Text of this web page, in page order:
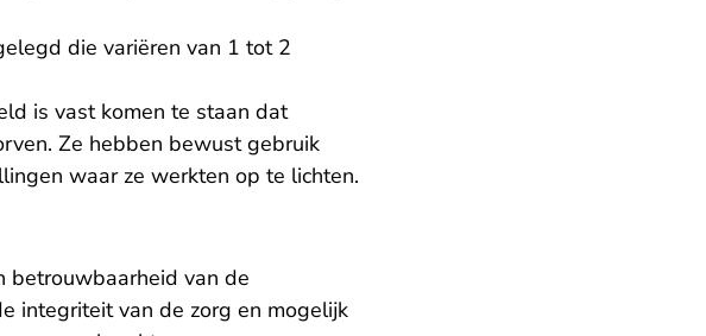
die variëren van 1 tot 2
is vast komen te staan dat
Ze hebben bewust gebruik
waar ze werkten op te lichten.
betrouwbaarheid van de
integriteit van de zorg en mogelijk